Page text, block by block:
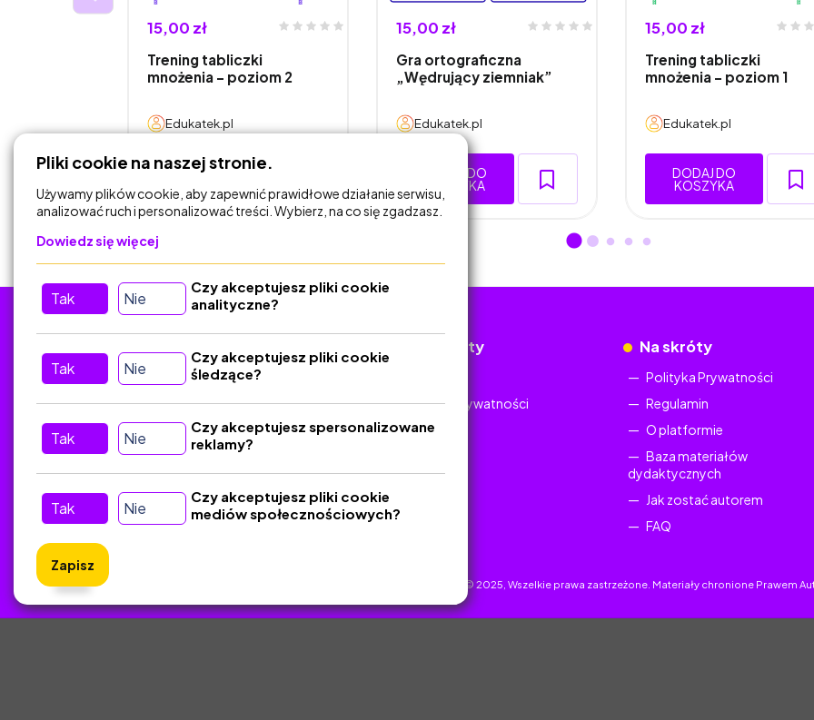
15,00 zł
Trening tabliczki
mnożenia – poziom 2
Edukatek.pl
DODAJ DO
KOSZYKA
15,00 zł
Gra ortograficzna
„Wędrujący ziemniak”
Edukatek.pl
DODAJ DO
KOSZYKA
15,00 zł
Trening tabliczki
mnożenia - poziom 1
Edukatek.pl
DODAJ DO
KOSZYKA
Kontakt
Dokumenty
Polityka Prywatności
Na skróty
Polityka Prywatności
Regulamin
O platformie
Baza materiałów
dydaktycznych
Jak zostać autorem
FAQ
ZlotyNauczyciel.pl © 2025, Wszelkie prawa zastrzeżone. Materiały chronione Prawem
Pliki cookie na naszej stronie.
Używamy plików cookie, aby zapewnić prawidłowe działanie serwisu,
analizować ruch i personalizować treści. Wybierz, na co się zgadzasz.
Dowiedz się więcej
Tak Nie
Czy akceptujesz pliki cookie
analityczne?
Tak Nie
Czy akceptujesz pliki cookie
śledzące?
Tak Nie
Czy akceptujesz spersonalizowane
reklamy?
Tak Nie
Czy akceptujesz pliki cookie
mediów społecznościowych?
Zapisz